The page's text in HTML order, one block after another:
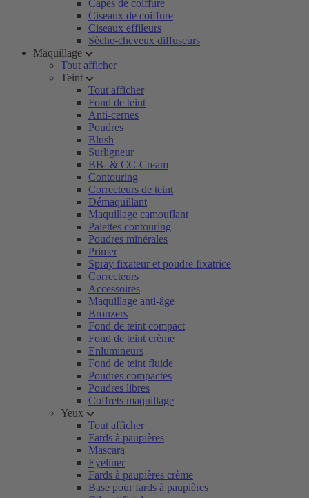
Capes de coiffure
Ciseaux de coiffure
Ciseaux effileurs
Sèche-cheveux diffuseurs
Maquillage
Tout afficher
Teint
Tout afficher
Fond de teint
Anti-cernes
Poudres
Blush
Surligneur
BB- & CC-Cream
Contouring
Correcteurs de teint
Démaquillant
Maquillage camouflant
Palettes contouring
Poudres minérales
Primer
Spray fixateur et poudre fixatrice
Correcteurs
Accessoires
Maquillage anti-âge
Bronzers
Fond de teint compact
Fond de teint crème
Enlumineurs
Fond de teint fluide
Poudres compactes
Poudres libres
Coffrets maquillage
Yeux
Tout afficher
Fards à paupières
Mascara
Eyeliner
Fards à paupières crème
Base pour fards à paupières